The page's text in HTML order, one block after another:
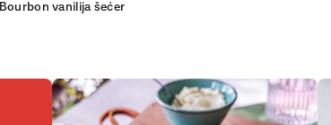
Bourbon vanilija šećer